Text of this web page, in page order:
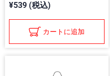
¥539 (税込)
カートに追加